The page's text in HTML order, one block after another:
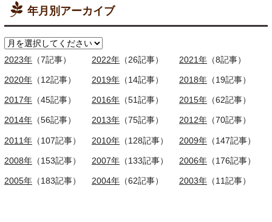
年月別アーカイブ
2023年 （7記事） 2022年 （26記事） 2021年 （8記事）
2020年 （12記事） 2019年 （14記事） 2018年 （19記事）
2017年 （45記事） 2016年 （51記事） 2015年 （62記事）
2014年 （56記事） 2013年 （75記事） 2012年 （70記事）
2011年 （107記事） 2010年 （128記事） 2009年 （147記事）
2008年 （153記事） 2007年 （133記事） 2006年 （176記事）
2005年 （183記事） 2004年 （62記事） 2003年 （11記事）